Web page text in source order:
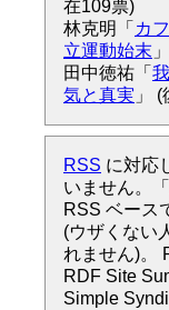
在109票)
林克明「 カ
立運動始末
田中徳祐「
気と真実 」
RSS に対応
いません。
RSS ベース
(ウザくない
れません)。
RDF Site
Simple